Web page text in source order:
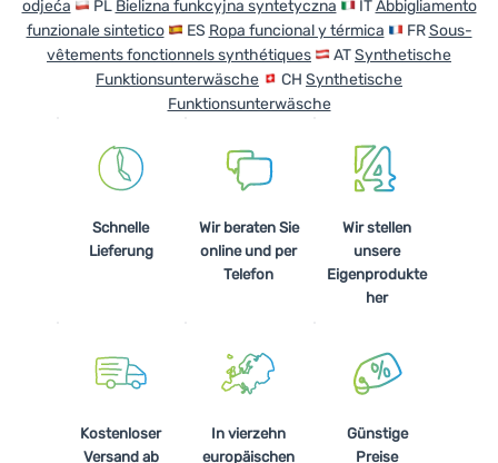
odjeća
PL Bielizna funkcyjna syntetyczna ITAbbigliamento
funzionale sintetico
ES Ropa funcional y térmica FRSous-
vêtements fonctionnels synthétiques
ATSynthetische
Funktionsunterwäsche
CH Synthetische
Funktionsunterwäsche
Schnelle
Lieferung
Wir beraten Sie
online und per
Telefon
Wir stellen
unsere
Eigenprodukte
her
Kostenloser
Versand ab
In vierzehn
europäischen
Günstige
Preise